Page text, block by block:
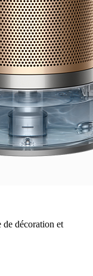
de décoration et